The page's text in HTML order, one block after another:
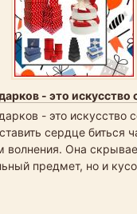
- это искусство
- это искусство
сердце биться
волнения. Она
предмет, но и